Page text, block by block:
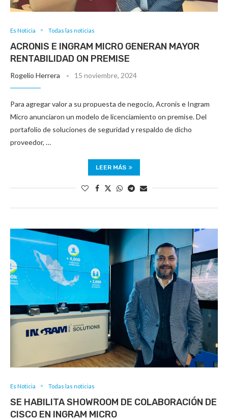
Es Noticia Todas las noticias
ACRONIS E INGRAM MICRO GENERAN MAYOR
RENTABILIDAD ON PREMISE
Rogelio Herrera 15 noviembre, 2024
Para agregar valor a su propuesta de negocio, Acronis e Ingram
Micro anunciaron un modelo de licenciamiento on premise. Del
portafolio de soluciones de seguridad y respaldo de dicho
proveedor, …
LEER MÁS
Es Noticia Todas las noticias
SE HABILITA SHOWROOM DE COLABORACIÓN DE
CISCO EN INGRAM MICRO